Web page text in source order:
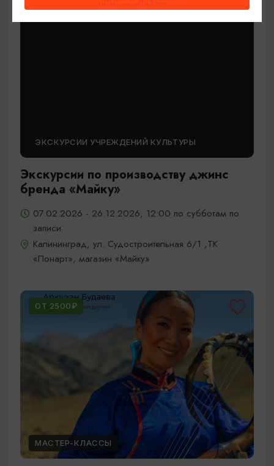
ЭКСКУРСИИ УЧРЕЖДЕНИЙ КУЛЬТУРЫ
Экскурсии по производству джинс
бренда «Майку»
07.02.2026 - 26.12.2026, 12:00 по субботам по
записи
Калининград, ул. Судостроительная 6/1 ,ТК
«Понарт», магазин «Майку»
ОТ 2500₽
МАСТЕР-КЛАССЫ